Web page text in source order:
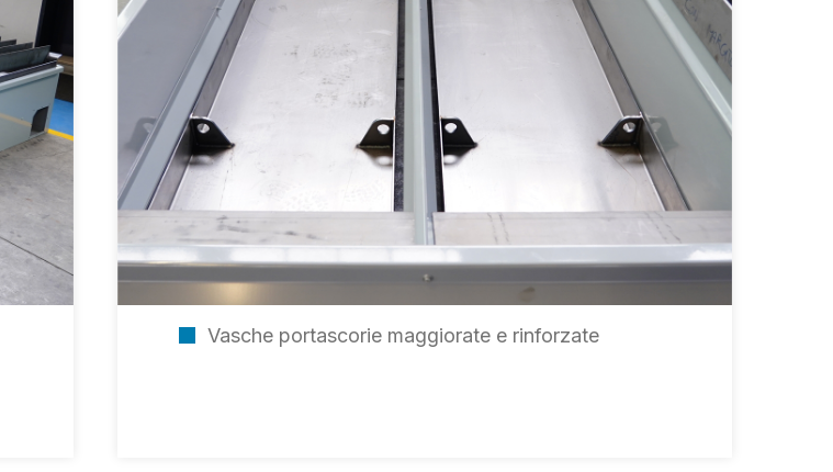
Vasche portascorie maggiorate e rinforzate